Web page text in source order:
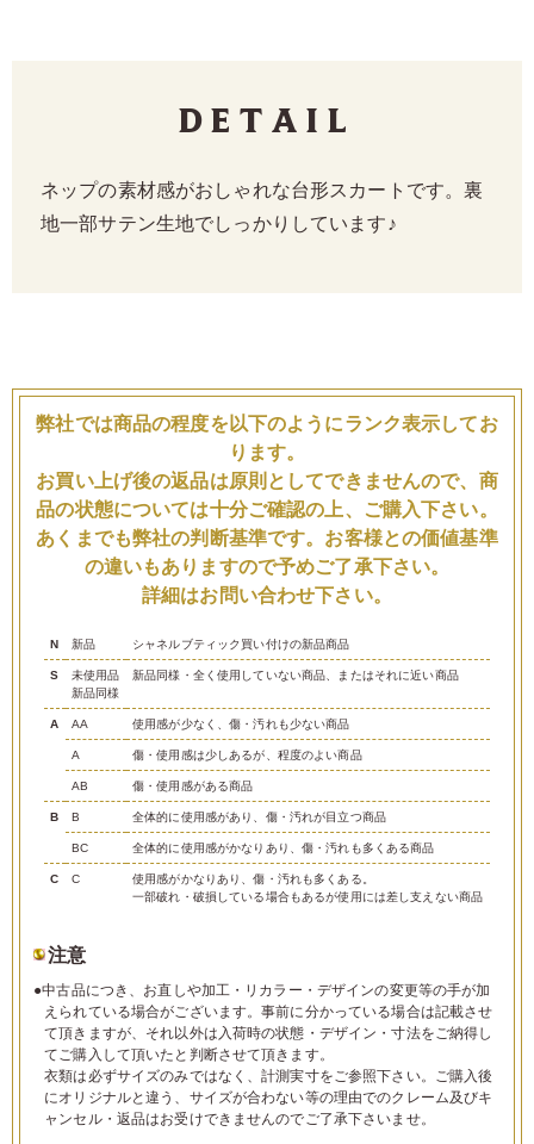
Detail
ネップの素材感がおしゃれな台形スカートです。裏
地一部サテン生地でしっかりしています♪
弊社では商品の程度を以下のようにランク表示してお
ります。
お買い上げ後の返品は原則としてできませんので、商
品の状態については十分ご確認の上、ご購入下さい。
あくまでも弊社の判断基準です。お客様との価値基準
の違いもありますので予めご了承下さい。
詳細はお問い合わせ下さい。
N 新品 シャネルブティック買い付けの新品商品
S
未使用品
新品同様
新品同様・全く使用していない商品、またはそれに近い商品
A AA 使用感が少なく、傷・汚れも少ない商品
A 傷・使用感は少しあるが、程度のよい商品
AB 傷・使用感がある商品
B B 全体的に使用感があり、傷・汚れが目立つ商品
BC 全体的に使用感がかなりあり、傷・汚れも多くある商品
C C
使用感がかなりあり、傷・汚れも多くある。
一部破れ・破損している場合もあるが使用には差し支えない商品
注意
●中古品につき、お直しや加工・リカラー・デザインの変更等の手が加
えられている場合がございます。事前に分かっている場合は記載させ
て頂きますが、それ以外は入荷時の状態・デザイン・寸法をご納得し
てご購入して頂いたと判断させて頂きます。
衣類は必ずサイズのみではなく、計測実寸をご参照下さい。ご購入後
にオリジナルと違う、サイズが合わない等の理由でのクレーム及びキ
ャンセル・返品はお受けできませんのでご了承下さいませ。